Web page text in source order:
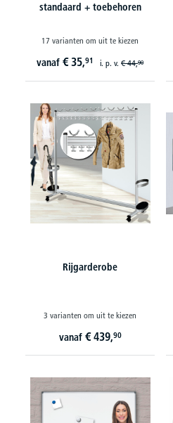
standaard + toebehoren
17 varianten om uit te kiezen
vanaf € 35,91 i. p. v. € 44,90
Rijgarderobe
3 varianten om uit te kiezen
vanaf € 439,90